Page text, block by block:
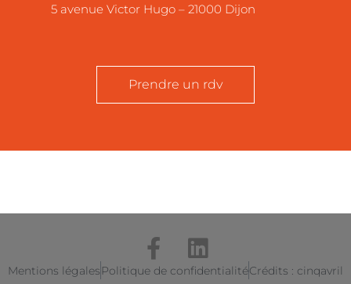
5 avenue Victor Hugo – 21000 Dijon
Prendre un rdv
Mentions légales Politique de confidentialitéCrédits : cinqavril